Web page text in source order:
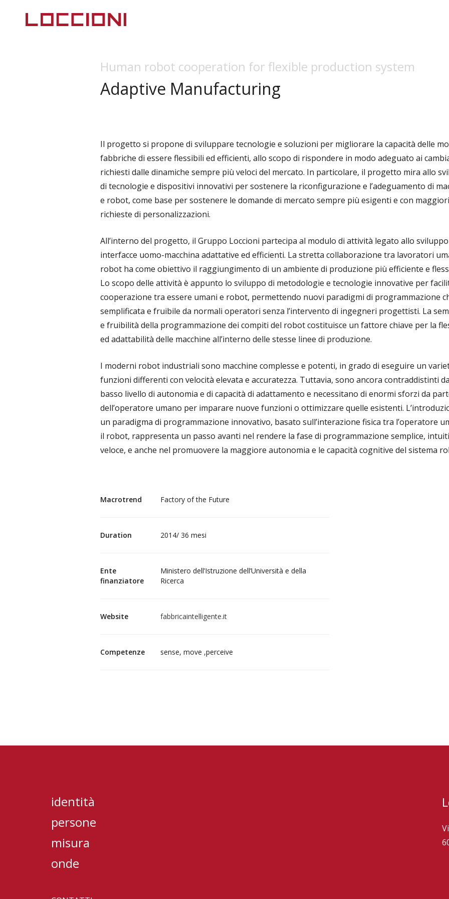
Human robot cooperation for flexible production system
Adaptive Manufacturing
Il progetto si propone di sviluppare tecnologie e soluzioni per migliorare la capacità delle
fabbriche di essere flessibili ed efficienti, allo scopo di rispondere in modo adeguato ai
richiesti dalle dinamiche sempre più veloci del mercato. In particolare, il progetto mira allo
di tecnologie e dispositivi innovativi per sostenere la riconfigurazione e l’adeguamento di
e robot, come base per sostenere le domande di mercato sempre più esigenti e con maggiori
richieste di personalizzazioni.
All’interno del progetto, il Gruppo Loccioni partecipa al modulo di attività legato allo
interfacce uomo-macchina adattative ed efficienti. La stretta collaborazione tra lavoratori
robot ha come obiettivo il raggiungimento di un ambiente di produzione più efficiente e
Lo scopo delle attività è appunto lo sviluppo di metodologie e tecnologie innovative per
cooperazione tra essere umani e robot, permettendo nuovi paradigmi di programmazione
semplificata e fruibile da normali operatori senza l’intervento di ingegneri progettisti. La
e fruibilità della programmazione dei compiti del robot costituisce un fattore chiave per la
ed adattabilità delle macchine all’interno delle stesse linee di produzione.
I moderni robot industriali sono macchine complesse e potenti, in grado di eseguire un
funzioni differenti con velocità elevata e accuratezza. Tuttavia, sono ancora contraddistinti
basso livello di autonomia e di capacità di adattamento e necessitano di enormi sforzi da
dell’operatore umano per imparare nuove funzioni o ottimizzare quelle esistenti.
un paradigma di programmazione innovativo, basato sull’interazione fisica tra l’operatore
il robot, rappresenta un passo avanti nel rendere la fase di programmazione semplice,
veloce, e anche nel promuovere la maggiore autonomia e le capacità cognitive del sistema
Macrotrend Factory of the Future
Duration 2014/ 36 mesi
Ente
finanziatore
Ministero dell’Istruzione dell’Università e della
Ricerca
Website fabbricaintelligente.it
Competenze sense, move ,perceive
identità
persone
misura
onde